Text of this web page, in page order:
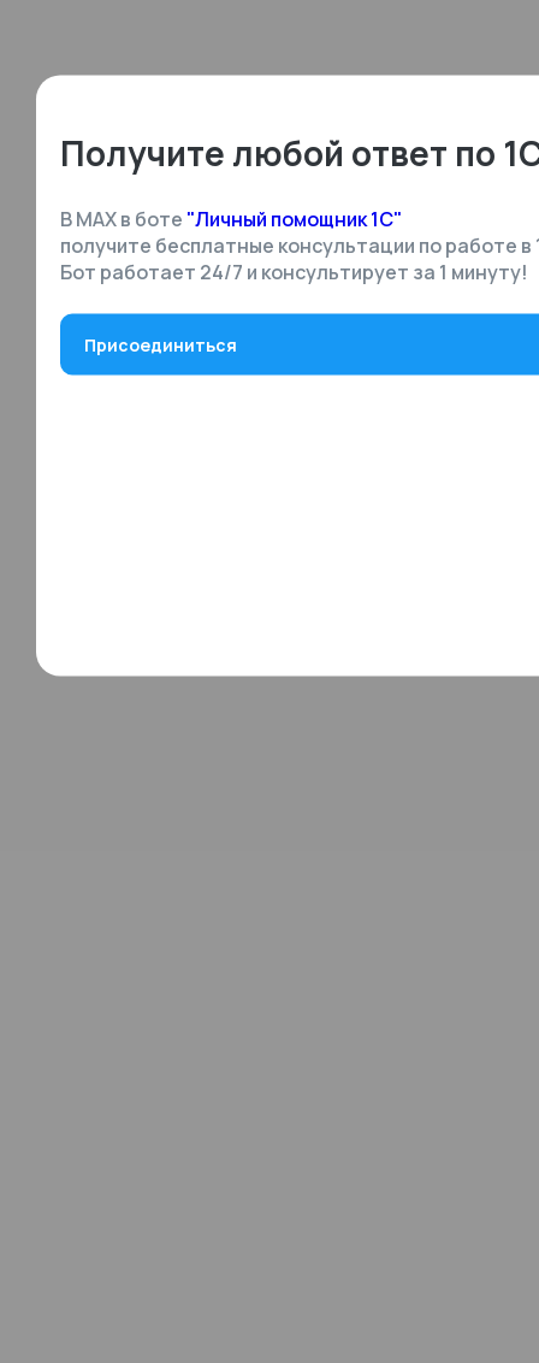
Получите любой ответ по
В MAX в боте "Личный помощник 1С"
получите бесплатные консультации по работе в
Бот работает 24/7 и консультирует за 1 минуту!
Присоединиться